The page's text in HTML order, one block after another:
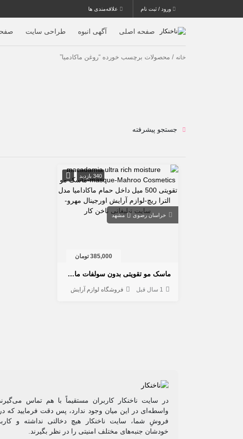
ورود / ثبت نام علاقه‌مندی ها
صفحه اصلی آگهی انبوه طراحی سایت
خانه / محصولات برچسب خورده “روغن ماکادمیا”
جستجو پیشرفته
340 بازدید
خراسان رضوی مشهد
385,000 تومان
ماسک مو تقویتی بدون سولفات ماکادمیا مدل الترا ریچ | مناسب موهای آسیب دیده و فر
1 سال قبل فروشگاه لوازم آرایش
در سایت ناخنکار کاربران مستقیماً با هم تماس
واسطه‌ای در این میان وجود ندارد، پس دقت فرمایید که
فروشِ شما، سایت ناخنکار هیچ دخالتی نداشته و
خودشان جنبه‌های مختلف امنیتی را در نظر بگیرند.